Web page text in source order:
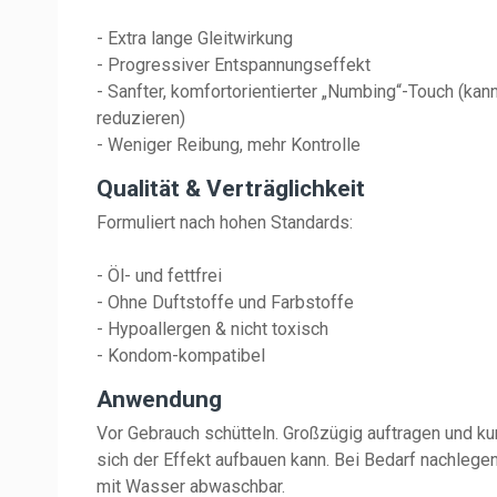
- Extra lange Gleitwirkung
- Progressiver Entspannungseffekt
- Sanfter, komfortorientierter „Numbing“-Touch
reduzieren)
- Weniger Reibung, mehr Kontrolle
Qualität & Verträglichkeit
Formuliert nach hohen Standards:
- Öl- und fettfrei
- Ohne Duftstoffe und Farbstoffe
- Hypoallergen & nicht toxisch
- Kondom-kompatibel
Anwendung
Vor Gebrauch schütteln. Großzügig auftragen und
sich der Effekt aufbauen kann. Bei Bedarf
mit Wasser abwaschbar.